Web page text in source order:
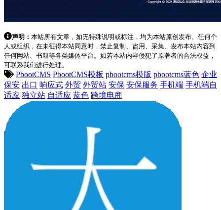
声明： 本站所有文章，如无特殊说明或标注，均为本站原创发布。任何个
人或组织，在未征得本站同意时，禁止复制、盗用、采集、发布本站内容到
任何网站、书籍等各类媒体平台。如若本站内容侵犯了原著者的合法权益，
可联系我们进行处理。
PbootCMS PbootCMS模板 pbootcms模版 pbootcms蓝色 企业
保安 出口 响应式 外贸 外贸站 安保 安保服务 手机端 手机端自
适应 独立站 自适应 蓝色 跨境电商